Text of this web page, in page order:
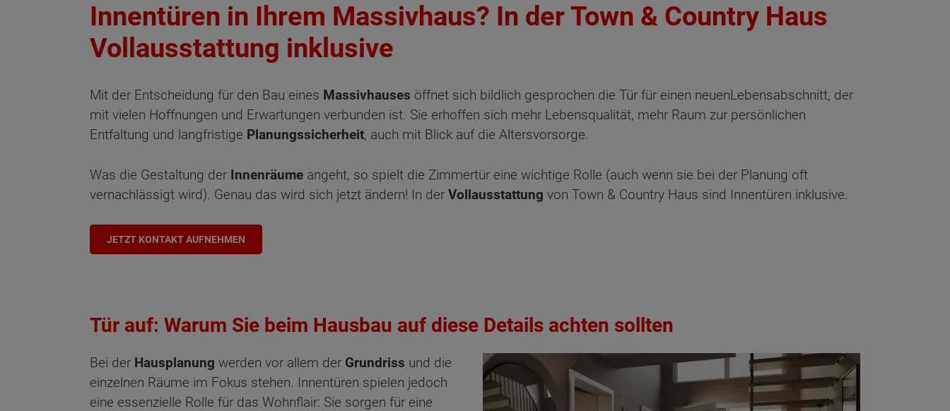
Innentüren in Ihrem Massivhaus? In der Town & Country Haus
Vollausstattung inklusive
Mit der Entscheidung für den Bau eines Massivhauses öffnet sich bildlich gesprochen die Tür für einen neuenLebensabschnitt, der
mit vielen Hoffnungen und Erwartungen verbunden ist. Sie erhoffen sich mehr Lebensqualität, mehr Raum zur persönlichen
Entfaltung und langfristige Planungssicherheit, auch mit Blick auf die Altersvorsorge.
Was die Gestaltung der Innenräume angeht, so spielt die Zimmertür eine wichtige Rolle (auch wenn sie bei der Planung oft
vernachlässigt wird). Genau das wird sich jetzt ändern! In der Vollausstattung von Town & Country Haus sind Innentüren inklusive.
JETZT KONTAKT AUFNEHMEN
Tür auf: Warum Sie beim Hausbau auf diese Details achten sollten
Bei der Hausplanung werden vor allem der Grundriss und die
einzelnen Räume im Fokus stehen. Innentüren spielen jedoch
eine essenzielle Rolle für das Wohnflair: Sie sorgen für eine